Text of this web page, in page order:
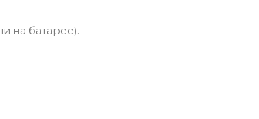
на батарее).